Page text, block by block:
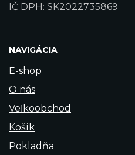
IČ DPH: SK2022735869
NAVIGÁCIA
E-shop
O nás
Veľkoobchod
Košík
Pokladňa